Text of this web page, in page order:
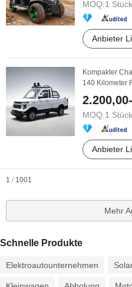
MOQ:1 Stück
Anbieter
Kompakter
140 Kilometer
MOQ:1 Stück
Anbieter
1 / 1001
Mehr
Schnelle Produkte
Elektroautounternehmen